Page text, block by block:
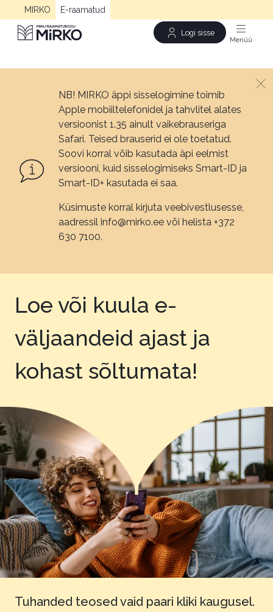
MIRKO E-raamatud
Logi sisse
NB! MIRKO äppi sisselogimine toimib
Apple mobiiltelefonidel ja tahvlitel alates
versioonist 1.35 ainult vaikebrauseriga
Safari. Teised brauserid ei ole toetatud.
Soovi korral võib kasutada äpi eelmist
versiooni, kuid sisselogimiseks Smart-ID ja
Smart-ID+ kasutada ei saa.
Küsimuste korral kirjuta veebivestlusesse,
aadressil info@mirko.ee või helista +372
630 7100.
Loe või kuula e-
väljaandeid ajast ja
kohast sõltumata!
Tuhanded teosed vaid paari kliki kaugusel.